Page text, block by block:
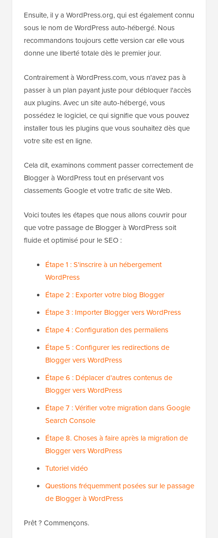
Ensuite, il y a WordPress.org, qui est également connu
sous le nom de WordPress auto-hébergé. Nous
recommandons toujours cette version car elle vous
donne une liberté totale dès le premier jour.
Contrairement à WordPress.com, vous n'avez pas à
passer à un plan payant juste pour débloquer l'accès
aux plugins. Avec un site auto-hébergé, vous
possédez le logiciel, ce qui signifie que vous pouvez
installer tous les plugins que vous souhaitez dès que
votre site est en ligne.
Cela dit, examinons comment passer correctement de
Blogger à WordPress tout en préservant vos
classements Google et votre trafic de site Web.
Voici toutes les étapes que nous allons couvrir pour
que votre passage de Blogger à WordPress soit
fluide et optimisé pour le SEO :
Étape 1 : S'inscrire à un hébergement
WordPress
Étape 2 : Exporter votre blog Blogger
Étape 3 : Importer Blogger vers WordPress
Étape 4 : Configuration des permaliens
Étape 5 : Configurer les redirections de
Blogger vers WordPress
Étape 6 : Déplacer d'autres contenus de
Blogger vers WordPress
Étape 7 : Vérifier votre migration dans Google
Search Console
Étape 8. Choses à faire après la migration de
Blogger vers WordPress
Tutoriel vidéo
Questions fréquemment posées sur le passage
de Blogger à WordPress
Prêt ? Commençons.